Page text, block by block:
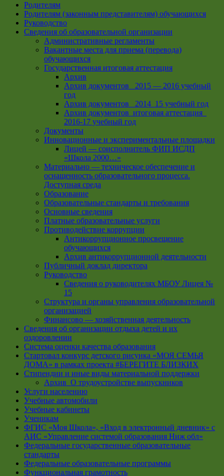
Родителям
Родителям (законным представителям) обучающихся
Руководство
Сведения об образовательной организации
Административные регламенты
Вакантные места для приема (перевода)
обучающихся
Государственная итоговая аттестация
Архив
Архив документов _2015 — 2016 учебный
год
Архив документов_ 2014_15 учебный год
Архив документов_итоговая аттестация_
2016-17 учебный год
Документы
Инновационные и экспериментальные площадки
Лицей — соисполнитель ФИП ИСДП
«Школа 2000…»
Материально — техническое обеспечение и
оснащенность образовательного процесса.
Доступная среда
Образование
Образовательные стандарты и требования
Основные сведения
Платные образовательные услуги
Противодействие коррупции
Антикоррупционное просвещение
обучающихся
Архив антикоррупционной деятельности
Публичный доклад директора
Руководство
Cведения о руководителях МБОУ Лицея №
15
Структура и органы управления образовательной
организацией
Финансово — хозяйственная деятельность
Сведения об организации отдыха детей и их
оздоровлении
Система оценки качества образования
Стартовал конкурс детского рисунка «МОЯ СЕМЬЯ
ДОМА» в рамках проекта #БЕРЕГИТЕ БЛИЗКИХ
Стипендии и иные виды материальной поддержки
Архив_О трудоустройстве выпускников
Услуги населению
Учебные автомобили
Учебные кабинеты
Ученикам
ФГИС «Моя Школа», «Вход в электронный дневник» с
АИС «Управление системой образования Ниж обл»
Федеральные государственные образовательные
стандарты
Федеральные образовательные программы
Функциональная грамотность